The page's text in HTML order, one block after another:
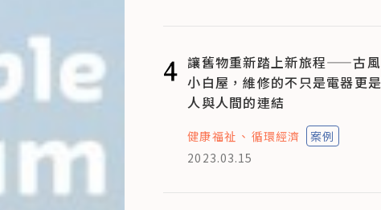
4 讓舊物重新踏上新旅程——古風
小白屋，維修的不只是電器更是
人與人間的連結
健康福祉 循環經濟
案例
2023.03.15